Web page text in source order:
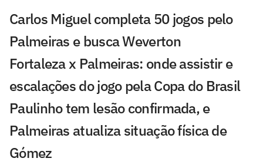
Carlos Miguel completa 50 jogos pelo
Palmeiras e busca Weverton
Fortaleza x Palmeiras: onde assistir e
escalações do jogo pela Copa do Brasil
Paulinho tem lesão confirmada, e
Palmeiras atualiza situação física de
Gómez